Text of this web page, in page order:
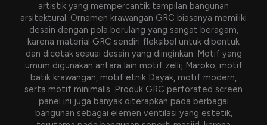
artistik yang mempercantik tampilan bangunan
arsitektural. Ornamen krawangan GRC biasanya memiliki
desain dengan pola berulang yang sangat beragam,
karena material GRC sendiri fleksibel untuk dibentuk
dan dicetak sesuai desain yang diinginkan. Motif yang
umum digunakan antara lain motif zellij Maroko, motif
batik krawangan, motif etnik Dayak, motif modern,
serta motif minimalis. Produk GRC perforated screen
panel ini juga banyak diterapkan pada berbagai
bangunan sebagai elemen ventilasi yang estetik,